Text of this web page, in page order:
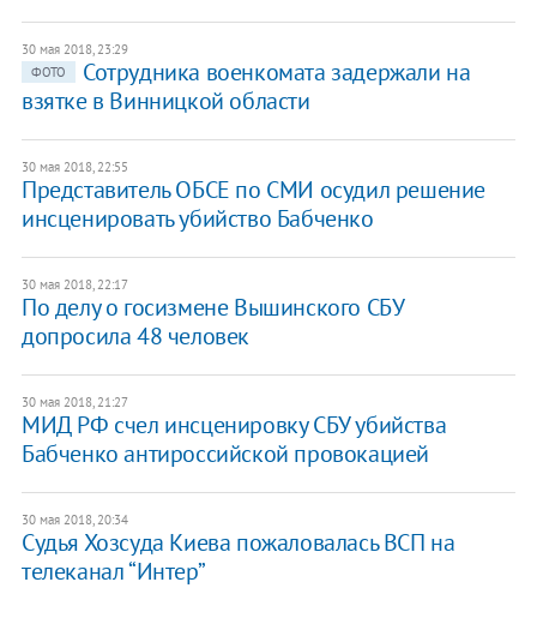
30 мая 2018, 23:29
ФОТО
Сотрудника военкомата задержали на
взятке в Винницкой области
30 мая 2018, 22:55
Представитель ОБСЕ по СМИ осудил решение
инсценировать убийство Бабченко
30 мая 2018, 22:17
По делу о госизмене Вышинского СБУ
допросила 48 человек
30 мая 2018, 21:27
​МИД РФ счел инсценировку СБУ убийства
Бабченко антироссийской провокацией
30 мая 2018, 20:34
Судья Хозсуда Киева пожаловалась ВСП на
телеканал “Интер”